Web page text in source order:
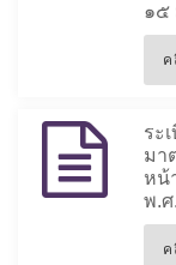
๑๕
ระ
มา
หน้
พ.ศ